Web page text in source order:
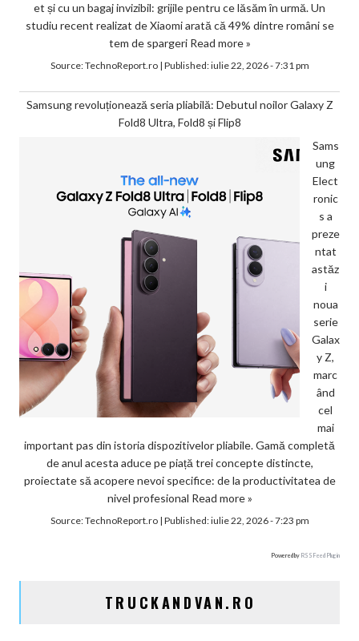
et și cu un bagaj invizibil: grijile pentru ce lăsăm în urmă. Un
studiu recent realizat de Xiaomi arată că 49% dintre români se
tem de spargeri Read more »
Source:TechnoReport.ro| Published:iulie 22, 2026 - 7:31 pm
Samsung revoluționează seria pliabilă: Debutul noilor Galaxy Z
Fold8 Ultra, Fold8 și Flip8
Sams
ung
Elect
ronic
s a
preze
ntat
astăz
i
noua
serie
Galax
y Z,
marc
ând
cel
mai
important pas din istoria dispozitivelor pliabile. Gamă completă
de anul acesta aduce pe piață trei concepte distincte,
proiectate să acopere nevoi specifice: de la productivitatea de
nivel profesional Read more »
Source:TechnoReport.ro| Published:iulie 22, 2026 - 7:23 pm
Powered by RSS Feed Plugin
TRUCKANDVAN.RO